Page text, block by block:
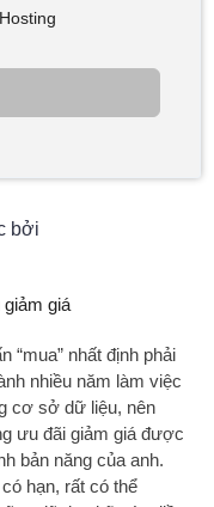
bởi
giảm giá
“mua” nhất định phải
nhiều năm làm việc
cơ sở dữ liệu, nên
ưu đãi giảm giá được
bản năng của anh.
hạn, rất có thể